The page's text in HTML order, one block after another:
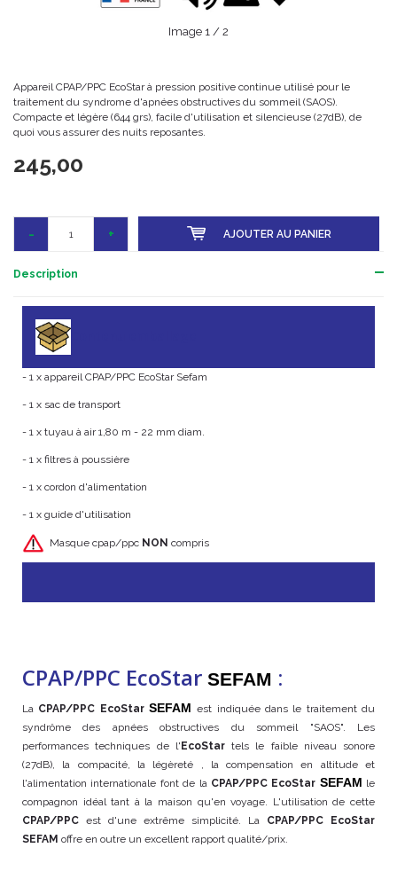
Image 1 / 2
Appareil CPAP/PPC EcoStar à pression positive continue utilisé pour le
traitement du syndrome d'apnées obstructives du sommeil (SAOS).
Compacte et légère (644 grs), facile d'utilisation et silencieuse (27dB), de
quoi vous assurer des nuits reposantes.
245,00
- + AJOUTER AU PANIER
Description
- 1 x appareil CPAP/PPC EcoStar Sefam
- 1 x sac de transport
- 1 x tuyau à air 1,80 m - 22 mm diam.
- 1 x filtres à poussière
- 1 x cordon d'alimentation
- 1 x guide d'utilisation
Masque cpap/ppc NON compris
CPAP/PPC EcoStar SEFAM :
La CPAP/PPC EcoStarSEFAMest indiquée dans le traitement du
syndrôme des apnées obstructives du sommeil "SAOS". Les
performances techniques de l' EcoStartels le faible niveau sonore
(27dB), la compacité, la légèreté , la compensation en altitude et
l'alimentation internationale font de la CPAP/PPC EcoStar SEFAM le
compagnon idéal tant à la maison qu'en voyage. L'utilisation de cette
CPAP/PPC est d'une extrême simplicité. La CPAP/PPC
EcoStar
SEFAM offre en outre un excellent rapport qualité/prix.